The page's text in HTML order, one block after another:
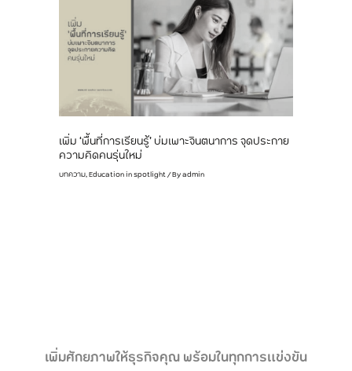
เพิ่ม ‘พื้นที่การเรียนรู้’ บ่มเพาะจินตนาการ จุดประกาย
ความคิดคนรุ่นใหม่
บทความ,Education in spotlight/ Byadmin
เพิ่มศักยภาพให้ธุรกิจคุณ พร้อมในทุกการแข่งขัน